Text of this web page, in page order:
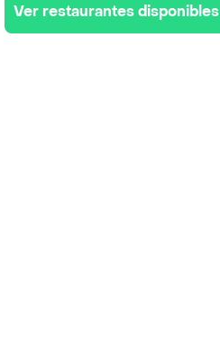
Ver restaurantes disponibles